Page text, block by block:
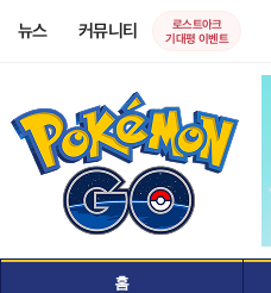
뉴스 커뮤니티
로스트아크
기대평 이벤트
홈